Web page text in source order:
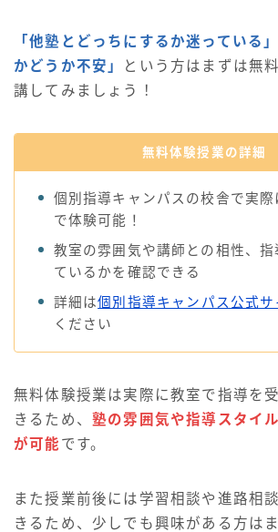
「他塾とどっちにするか迷っている
かどうか不安」
という方はまずは無
講してみましょう！
無料体験授業の詳細
個別指導キャンパスの校舎で実
で体験可能！
教室の雰囲気や講師との相性、指
ているかを確認できる
詳細は個別指導キャンパス公式サ
ください
無料体験授業は実際に教室で指導を
きるため、 塾の雰囲気や指導スタイ
が可能 です。
また授業前後には学習相談や進路相
きるため、少しでも興味がある方は